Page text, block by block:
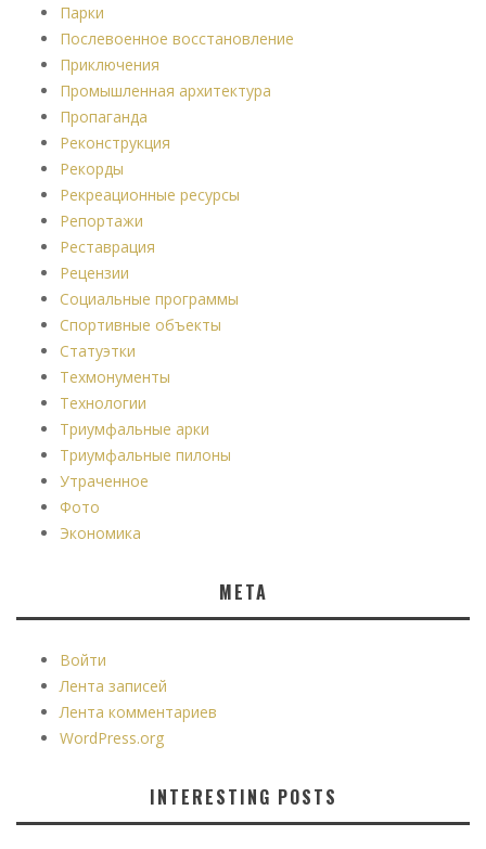
Парки
Послевоенное восстановление
Приключения
Промышленная архитектура
Пропаганда
Реконструкция
Рекорды
Рекреационные ресурсы
Репортажи
Реставрация
Рецензии
Социальные программы
Спортивные объекты
Статуэтки
Техмонументы
Технологии
Триумфальные арки
Триумфальные пилоны
Утраченное
Фото
Экономика
МЕТА
Войти
Лента записей
Лента комментариев
WordPress.org
INTERESTING POSTS